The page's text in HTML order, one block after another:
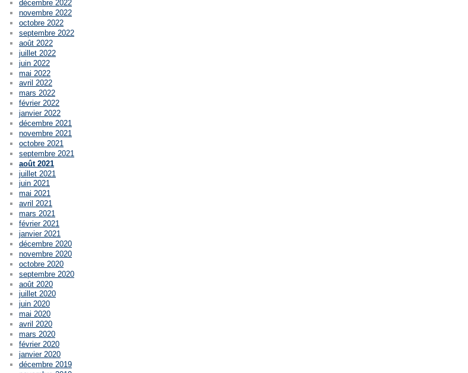
décembre 2022
novembre 2022
octobre 2022
septembre 2022
août 2022
juillet 2022
juin 2022
mai 2022
avril 2022
mars 2022
février 2022
janvier 2022
décembre 2021
novembre 2021
octobre 2021
septembre 2021
août 2021
juillet 2021
juin 2021
mai 2021
avril 2021
mars 2021
février 2021
janvier 2021
décembre 2020
novembre 2020
octobre 2020
septembre 2020
août 2020
juillet 2020
juin 2020
mai 2020
avril 2020
mars 2020
février 2020
janvier 2020
décembre 2019